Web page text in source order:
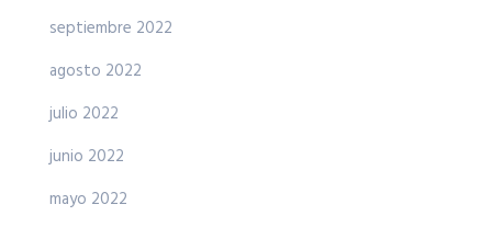
septiembre 2022
agosto 2022
julio 2022
junio 2022
mayo 2022